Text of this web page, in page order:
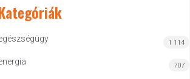
1 114
707